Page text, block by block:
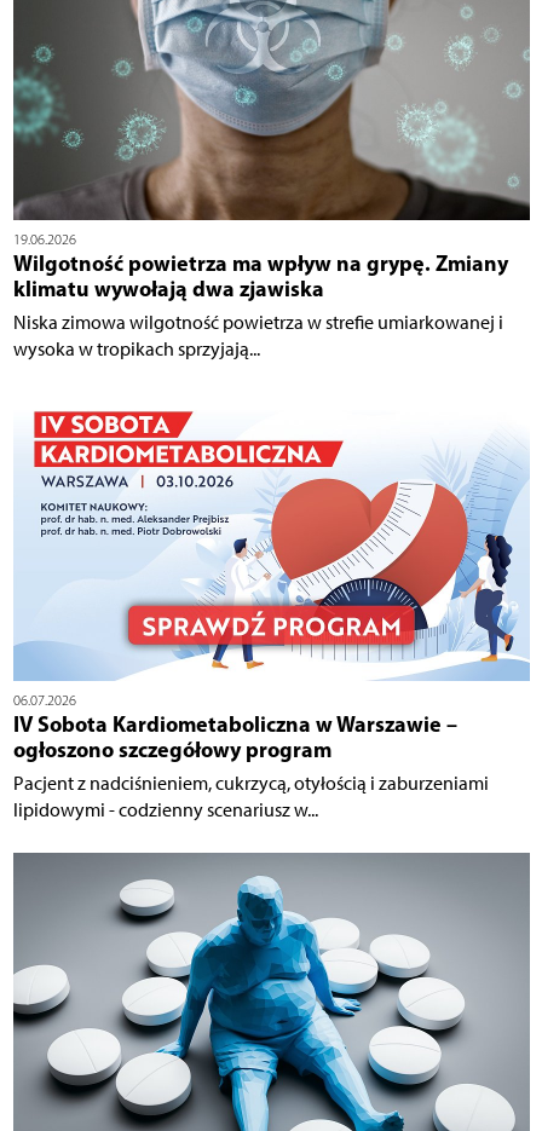
19.06.2026
Wilgotność powietrza ma wpływ na grypę. Zmiany
klimatu wywołają dwa zjawiska
Niska zimowa wilgotność powietrza w strefie umiarkowanej i
wysoka w tropikach sprzyjają...
06.07.2026
IV Sobota Kardiometaboliczna w Warszawie –
ogłoszono szczegółowy program
Pacjent z nadciśnieniem, cukrzycą, otyłością i zaburzeniami
lipidowymi - codzienny scenariusz w...